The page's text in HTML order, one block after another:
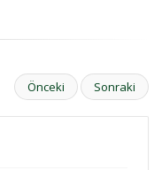
Önceki Sonraki